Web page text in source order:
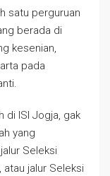
satu perguruan
berada di
kesenian,
pada
di ISI Jogja, gak
yang
Seleksi
atau jalur Seleksi